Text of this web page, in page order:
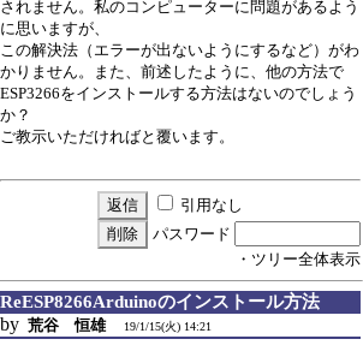
されません。私のコンピューターに問題があるよう
に思いますが、
この解決法（エラーが出ないようにするなど）がわ
かりません。また、前述したように、他の方法で
ESP3266をインストールする方法はないのでしょう
か？
ご教示いただければと覆います。
引用なし
パスワード
・ツリー全体表示
ReESP8266Arduinoのインストール方法
by 荒谷 恒雄 19/1/15(火) 14:21